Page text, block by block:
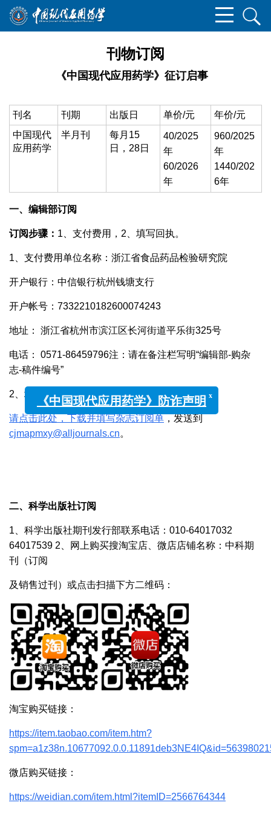
刊物订阅
《中国现代应用药学》征订启事
刊名 刊期 出版日 单价/元
年价/元
中国现代
应用药学
半月刊
每月15
日，28日
40/2025
年
60/2026
年
960/2025
年
1440/202
6年
一、编辑部订阅
订阅步骤： 1、支付费用，2、填写回执。
1、支付费用单位名称：浙江省食品药品检验研究院
开户银行：中信银行杭州钱塘支行
开户帐号：7332210182600074243
地址： 浙江省杭州市滨江区长河街道平乐街325号
电话： 0571-86459796注：请在备注栏写明“编辑部-购杂
志-稿件编号”
2、填写回执
请点击此处，下载并填写杂志订阅单 ，发送到
cjmapmxy@alljournals.cn。
二、科学出版社订阅
1、科学出版社期刊发行部联系电话：010-64017032
64017539 2、网上购买搜淘宝店、微店店铺名称：中科期
刊（订阅
及销售过刊）或点击扫描下方二维码：
淘宝购买链接：
https://item.taobao.com/item.htm?
微店购买链接：
https://weidian.com/item.html?itemID=2566764344
《中国现代应用药学》防诈声明